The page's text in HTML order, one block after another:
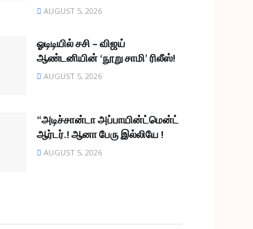
AUGUST 5, 2026
ஓடிடியில் சசி – விஜய்
ஆண்டனியின் ‘நூறு சாமி’ ரிலீஸ்!
AUGUST 5, 2026
“அடிச்சான்டா அப்பாயின்ட்மென்ட்
ஆர்டர்.! ஆனா பேரு இல்லியே !
AUGUST 5, 2026